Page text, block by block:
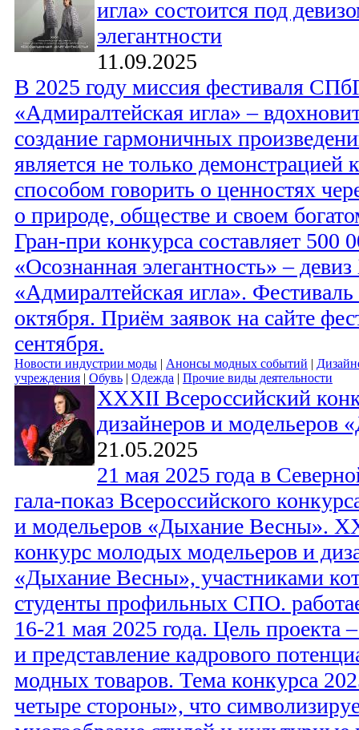
игла» состоится под
элегантности
11.09.2025
В 2025 году миссия фестиваля
«Адмиралтейская игла» –
создание гармоничных
является не только демонстрацией
способом говорить о ценностях
о природе, обществе и своем
Гран-при конкурса составляет 500
«Осознанная элегантность» –
«Адмиралтейская игла». Фестиваль
октября. Приём заявок на сайте
сентября.
Новости индустрии моды | Анонсы модных событий |
учреждения | Обувь | Одежда | Прочие виды деятельности
XXXII Всероссийский
дизайнеров и модельеров
21.05.2025
21 мая 2025 года в
гала-показ Всероссийского
и модельеров «Дыхание Весны».
конкурс молодых модельеров и
«Дыхание Весны», участниками
студенты профильных СПО.
16-21 мая 2025 года. Цель проекта
и представление кадрового
модных товаров. Тема конкурса
четыре стороны», что